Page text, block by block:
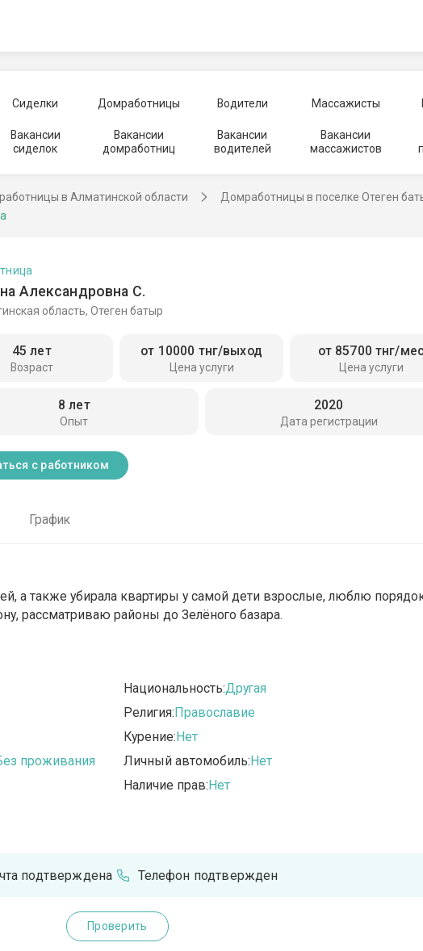
Сиделки Домработницы Водители Массажисты
Вакансии
сиделок
Вакансии
домработниц
Вакансии
водителей
Вакансии
массажистов
в Алматинской области
Домработницы в поселке Отеген
Александровна С.
область, Отеген батыр
Возраст
45 лет
Цена услуги
от 10000 тнг/выход
Цена услуги
от 85700 тнг/
Опыт
8 лет
Дата регистрации
2020
с работником
График
а также убирала квартиры у самой дети взрослые, люблю
рассматриваю районы до Зелёного базара.
проживания
Национальность:Другая
Религия:Православие
Курение:Нет
Личный автомобиль:Нет
Наличие прав:Нет
подтверждена Телефон подтвержден
Проверить